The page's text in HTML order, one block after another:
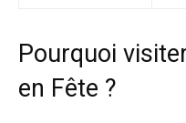
Pourquoi
en Fête ?